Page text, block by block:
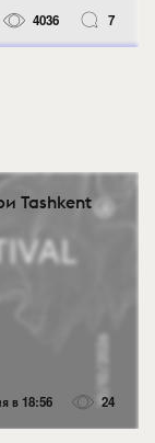
4036 7
Tashkent
в 18:56 24